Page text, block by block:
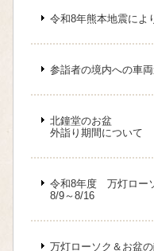
令和8年熊本地震によ
参詣者の境内への車
北鐘堂のお盆
外詣り期間について
令和8年度 万灯ロー
8/9～8/16
万灯ローソク＆お盆